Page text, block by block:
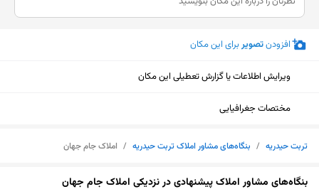
افزودنتصویربرای این مکان
ویرایش اطلاعات یا گزارش تعطیلی این مکان
مختصات جغرافیایی
تربت حیدریه / بنگاه‌های مشاور املاک تربت حیدریه / املاک جام جهان
بنگاه‌های مشاور املاک پیشنهادی در نزدیکی املاک جام جهان